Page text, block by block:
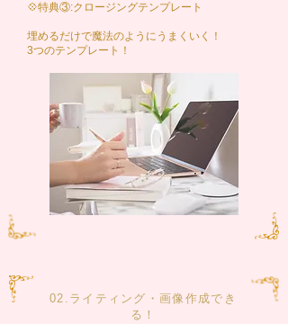
💠特典③:クロージングテンプレート
埋めるだけで魔法のようにうまくいく！
​3つのテンプレート！
02.ライティング・画像作成でき
る！